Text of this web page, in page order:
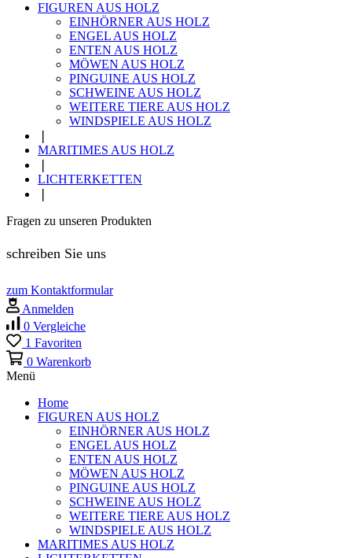
FIGUREN AUS HOLZ
EINHÖRNER AUS HOLZ
ENGEL AUS HOLZ
ENTEN AUS HOLZ
MÖWEN AUS HOLZ
PINGUINE AUS HOLZ
SCHWEINE AUS HOLZ
WEITERE TIERE AUS HOLZ
WINDSPIELE AUS HOLZ
MARITIMES AUS HOLZ
LICHTERKETTEN
Fragen zu unseren Produkten
schreiben Sie uns
zum Kontaktformular
Anmelden
0 Vergleiche
1 Favoriten
0 Warenkorb
Menü
Home
FIGUREN AUS HOLZ
EINHÖRNER AUS HOLZ
ENGEL AUS HOLZ
ENTEN AUS HOLZ
MÖWEN AUS HOLZ
PINGUINE AUS HOLZ
SCHWEINE AUS HOLZ
WEITERE TIERE AUS HOLZ
WINDSPIELE AUS HOLZ
MARITIMES AUS HOLZ